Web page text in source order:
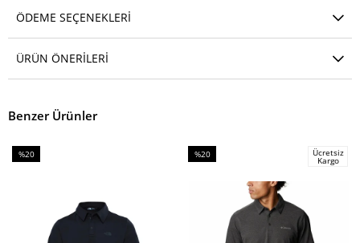
ÖDEME SEÇENEKLERI
ÜRÜN ÖNERILERI
Benzer Ürünler
%20
%20
Ücretsiz
Kargo